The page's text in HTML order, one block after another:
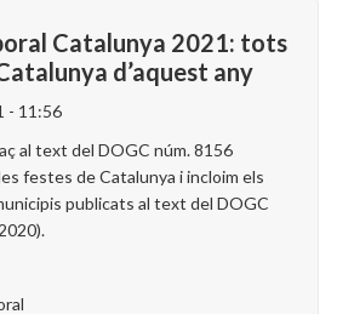
Catalunya 2021: tots
d’aquest any
- 11:56
al text del DOGC núm. 8156
festes de Catalunya i incloim els
publicats al text del DOGC